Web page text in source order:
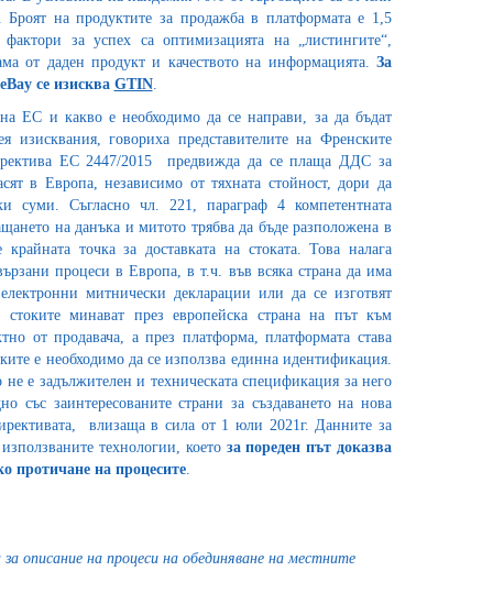
Броят на продуктите за продажба в платформата е 1,5
за успех са оптимизацията на „листингите“,
от даден продукт и качеството на информацията. За
Bayсе изисква GTIN.
ЕС и какво е необходимо да се направи, за да бъдат
изисквания, говориха представителите на Френските
ЕС 2447/2015 предвижда да се плаща ДДС за
в Европа, независимо от тяхната стойност, дори да
суми. Съгласно чл. 221, параграф 4 компетентната
на данъка и митото трябва да бъде разположена в
крайната точка за доставката на стоката. Това налага
процеси в Европа, в т.ч. във всяка страна да има
митнически декларации или да се изготвят
стоките минават през европейска страна на път към
от продавача, а през платформа, платформата става
е необходимо да се използва единна идентификация.
не е задължителен и техническата спецификация за него
със заинтересованите страни за създаването на нова
влизаща в сила от 1 юли 2021г. Данните за
технологии, което за пореден път доказва
протичане на процесите.
описание на процеси на обединяване на местните